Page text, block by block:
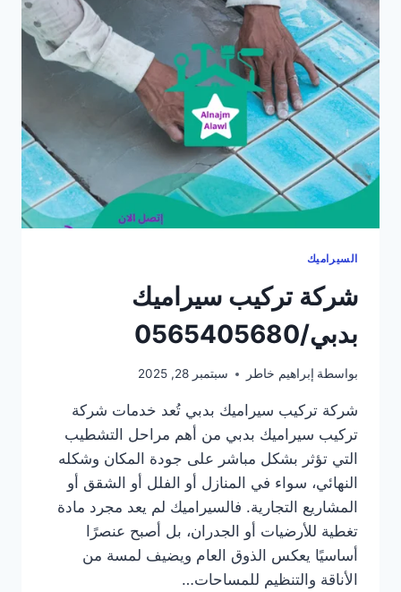
دبي/0565405680
السيراميك
شركة تركيب سيراميك
بدبي/0565405680
بواسطة إبراهيم خاطر سبتمبر 28, 2025
شركة تركيب سيراميك بدبي تُعد خدمات شركة
تركيب سيراميك بدبي من أهم مراحل التشطيب
التي تؤثر بشكل مباشر على جودة المكان وشكله
النهائي، سواء في المنازل أو الفلل أو الشقق أو
المشاريع التجارية. فالسيراميك لم يعد مجرد مادة
تغطية للأرضيات أو الجدران، بل أصبح عنصرًا
أساسيًا يعكس الذوق العام ويضيف لمسة من
الأناقة والتنظيم للمساحات…